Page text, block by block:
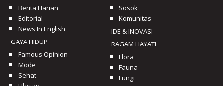
Berita Harian
Editorial
News In English
GAYA HIDUP
Famous Opinion
Mode
Sehat
Sosok
Komunitas
IDE & INOVASI
RAGAM HAYATI
Flora
Fauna
Fungi